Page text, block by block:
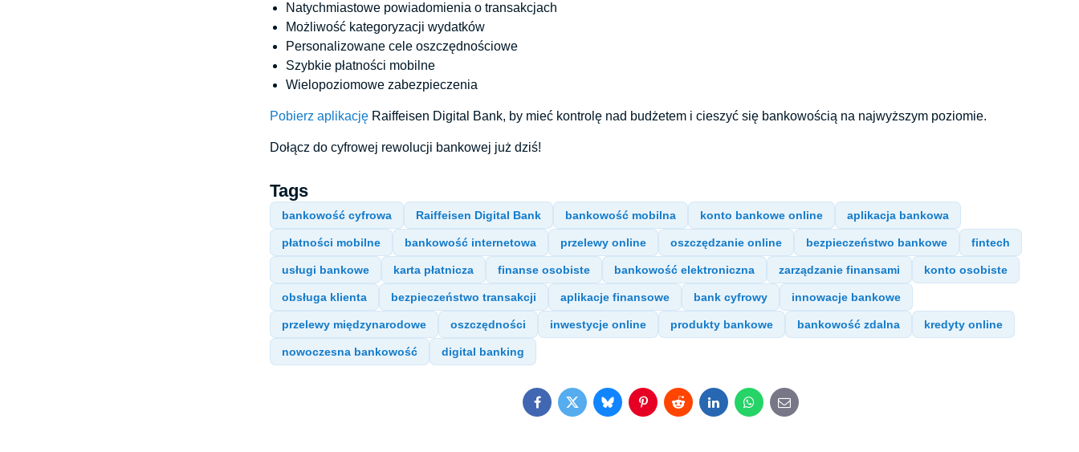
Natychmiastowe powiadomienia o transakcjach
Możliwość kategoryzacji wydatków
Personalizowane cele oszczędnościowe
Szybkie płatności mobilne
Wielopoziomowe zabezpieczenia
Pobierz aplikację Raiffeisen Digital Bank, by mieć kontrolę nad budżetem i cieszyć się bankowością na najwyższym poziomie.
Dołącz do cyfrowej rewolucji bankowej już dziś!
Tags
bankowość cyfrowa Raiffeisen Digital Bank bankowość mobilna konto bankowe online aplikacja bankowa
płatności mobilne bankowość internetowa przelewy online oszczędzanie online bezpieczeństwo bankowe fintech
usługi bankowe karta płatnicza finanse osobiste bankowość elektroniczna zarządzanie finansami konto osobiste
obsługa klienta bezpieczeństwo transakcji aplikacje finansowe bank cyfrowy innowacje bankowe
przelewy międzynarodowe oszczędności inwestycje online produkty bankowe bankowość zdalna kredyty online
nowoczesna bankowość digital banking
FacebookTwitterBlueskyPinterestRedditLinkedInWhatsApp
E-
mail